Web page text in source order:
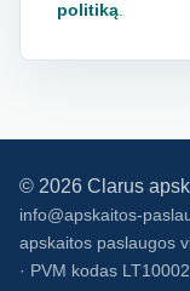
politiką.
© 2026 Clarus
info@apskaitos-
apskaitos paslaugos
· PVM kodas